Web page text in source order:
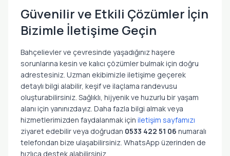
Güvenilir ve Etkili Çözümler İçin
Bizimle İletişime Geçin
Bahçelievler ve çevresinde yaşadığınız haşere
sorunlarına kesin ve kalıcı çözümler bulmak için doğru
adrestesiniz. Uzman ekibimizle iletişime geçerek
detaylı bilgi alabilir, keşif ve ilaçlama randevusu
oluşturabilirsiniz. Sağlıklı, hijyenik ve huzurlu bir yaşam
alanı için yanınızdayız. Daha fazla bilgi almak veya
hizmetlerimizden faydalanmak için iletişim sayfamızı
ziyaret edebilir veya doğrudan 0533 422 51 06 numaralı
telefondan bize ulaşabilirsiniz. WhatsApp üzerinden de
hızlıca destek alabilirsiniz.